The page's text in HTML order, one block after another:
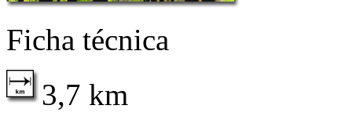
Ficha técnica
3,7 km